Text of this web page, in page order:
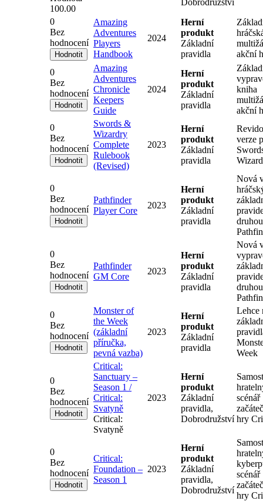
100.00
Dobrodružství
0
Bez
hodnocení
Amazing
Adventures
Players
Handbook
2024
Herní
produkt
Základní
pravidla
akční
0
Bez
hodnocení
Amazing
Adventures
Chronicle
Keepers
Guide
2024
Herní
produkt
Základní
pravidla
kniha
akční
0
Bez
hodnocení
Swords &
Wizardry
Complete
Rulebook
(Revised)
2023
Herní
produkt
Základní
pravidla
verze
0
Bez
hodnocení
Pathfinder
Player Core
2023
Herní
produkt
Základní
pravidla
Nová
0
Bez
hodnocení
Pathfinder
GM Core
2023
Herní
produkt
Základní
pravidla
Nová
0
Bez
hodnocení
Monster of
the Week
(základní
příručka,
pevná vazba)
2023
Herní
produkt
Základní
pravidla
Lehce
Week
0
Bez
hodnocení
Critical:
Sanctuary –
Season 1 /
Critical:
Svatyně
Critical:
Svatyně
2023
Herní
produkt
Základní
pravidla,
Dobrodružství
scénář
hry
0
Bez
hodnocení
Critical:
Foundation –
Season 1
2023
Herní
produkt
Základní
pravidla,
Dobrodružství
scénář
hry